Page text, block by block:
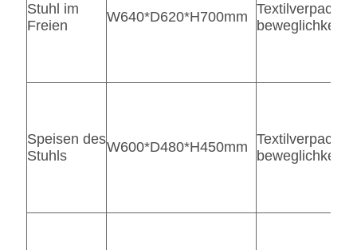
Stuhl im
Freien
W640*D620*H700mm
beweglichkeit
Speisen des
Stuhls
W600*D480*H450mm
beweglichkeit